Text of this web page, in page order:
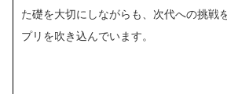
た礎を大切にしながらも、次代への挑戦
プリを吹き込んでいます。